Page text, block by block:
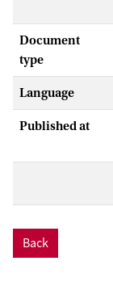
Document
type
Language
Published at
Back